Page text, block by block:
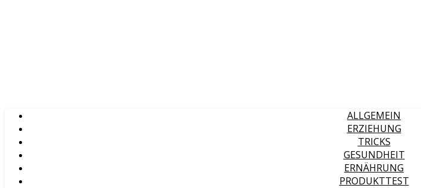
ALLGEMEIN
ERZIEHUNG
TRICKS
GESUNDHEIT
ERNÄHRUNG
PRODUKTTEST